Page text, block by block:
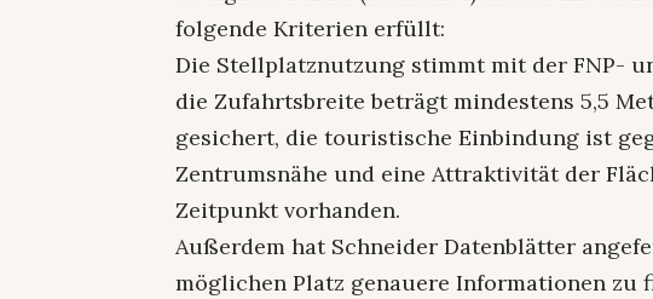
folgende Kriterien erfüllt:
Die Stellplatznutzung stimmt mit der FNP-
die Zufahrtsbreite beträgt mindestens 5,5
gesichert, die touristische Einbindung ist
Zentrumsnähe und eine Attraktivität der
Zeitpunkt vorhanden.
Außerdem hat Schneider Datenblätter
möglichen Platz genauere Informationen zu